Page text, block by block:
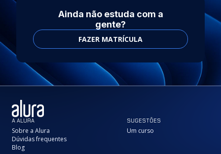
Ainda não estuda com a
gente?
FAZER MATRÍCULA
A ALURA
Sobre a Alura
Dúvidas frequentes
Blog
SUGESTÕES
Um curso